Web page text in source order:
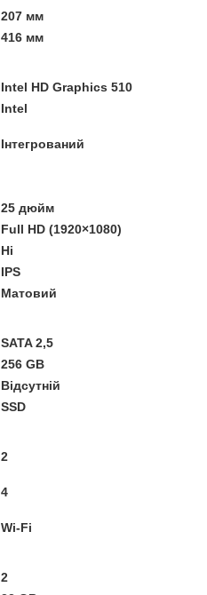
207 мм
416 мм
Intel HD Graphics 510
Intel
Інтегрований
25 дюйм
Full HD (1920×1080)
Ні
IPS
Матовий
SATA 2,5
256 GB
Відсутній
SSD
2
4
Wi-Fi
2